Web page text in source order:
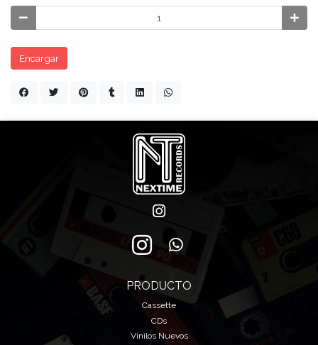
Encargar
PRODUCTO
Cassette
CDs
Vinilos Nuevos